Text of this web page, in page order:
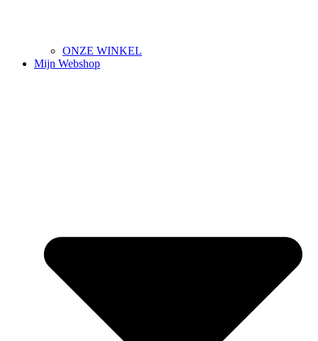
ONZE WINKEL
Mijn Webshop